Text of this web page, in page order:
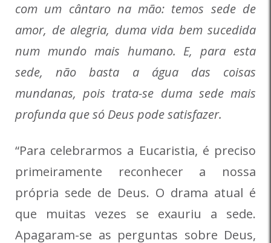
com um cântaro na mão: temos sede de
amor, de alegria, duma vida bem sucedida
num mundo mais humano. E, para esta
sede, não basta a água das coisas
mundanas, pois trata-se duma sede mais
profunda que só Deus pode satisfazer.
“Para celebrarmos a Eucaristia, é preciso
primeiramente reconhecer a nossa
própria sede de Deus. O drama atual é
que muitas vezes se exauriu a sede.
Apagaram-se as perguntas sobre Deus,